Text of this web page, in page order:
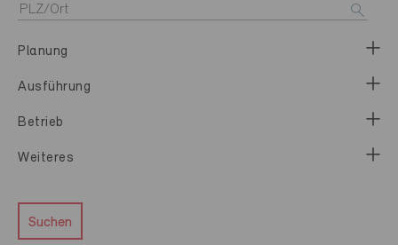
Planung
Ausführung
Betrieb
Weiteres
Suchen